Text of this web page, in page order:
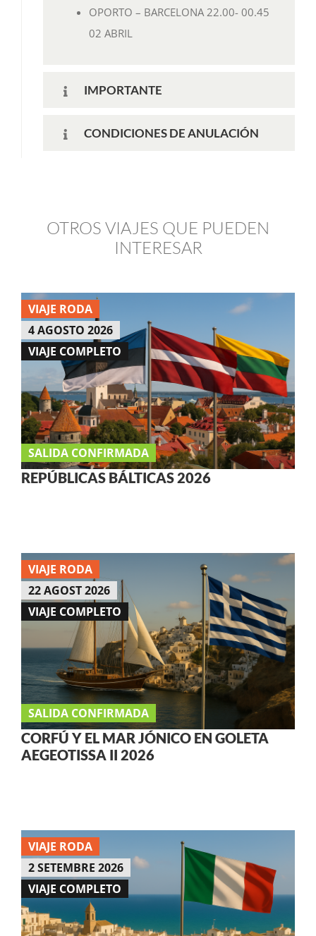
OPORTO – BARCELONA 22.00- 00.45
02 ABRIL
IMPORTANTE
CONDICIONES DE ANULACIÓN
OTROS VIAJES QUE PUEDEN
INTERESAR
VIAJE RODA
VIAJE COMPLETO
SALIDA CONFIRMADA
4 AGOSTO 2026
REPÚBLICAS BÁLTICAS 2026
VIAJE RODA
VIAJE COMPLETO
SALIDA CONFIRMADA
22 AGOST 2026
CORFÚ Y EL MAR JÓNICO EN GOLETA
AEGEOTISSA II 2026
VIAJE RODA
VIAJE COMPLETO
2 SETEMBRE 2026